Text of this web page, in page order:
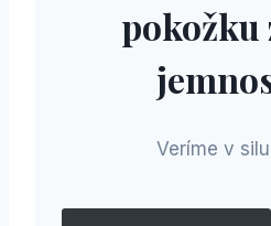
pokožku
Veríme v